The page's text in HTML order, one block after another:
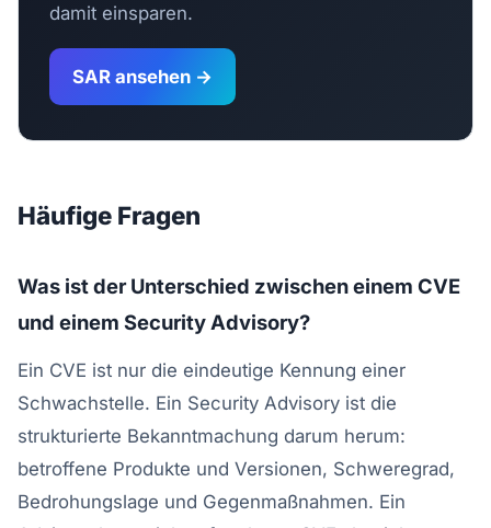
damit einsparen.
SAR ansehen →
Häufige Fragen
Was ist der Unterschied zwischen einem CVE
und einem Security Advisory?
Ein CVE ist nur die eindeutige Kennung einer
Schwachstelle. Ein Security Advisory ist die
strukturierte Bekanntmachung darum herum:
betroffene Produkte und Versionen, Schweregrad,
Bedrohungslage und Gegenmaßnahmen. Ein